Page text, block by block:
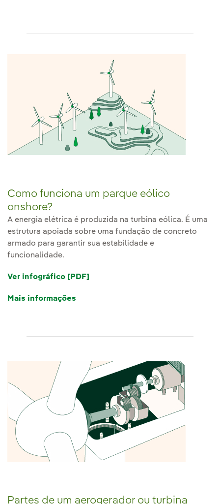
Como funciona um parque eólico
onshore?
A energia elétrica é produzida na turbina eólica. É uma
estrutura apoiada sobre uma fundação de concreto
armado para garantir sua estabilidade e
funcionalidade.
Ver infográfico [PDF]
Mais informações
Partes de um aerogerador ou turbina